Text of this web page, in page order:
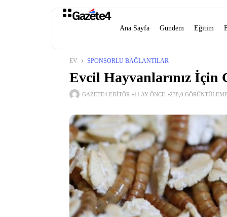
Ana Sayfa Gündem Eğitim
EV SPONSORLU BAĞLANTILAR
Evcil Hayvanlarınız İçin
GAZETE4 EDITÖR 11 AY ÖNCE 238,0 GÖRÜNTÜLEME